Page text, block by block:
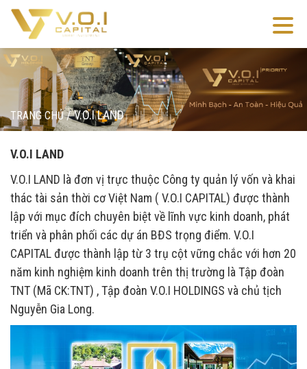
TRANG CHỦ/V.O.I LAND
V.O.I LAND
V.O.I LAND là đơn vị trực thuộc Công ty quản lý vốn và khai
thác tài sản thời cơ Việt Nam ( V.O.I CAPITAL) được thành
lập với mục đích chuyên biệt về lĩnh vực kinh doanh, phát
triển và phân phối các dự án BĐS trọng điểm. V.O.I
CAPITAL được thành lập từ 3 trụ cột vững chắc với hơn 20
năm kinh nghiệm kinh doanh trên thị trường là Tập đoàn
TNT (Mã CK:TNT) , Tập đoàn V.O.I HOLDINGS và chủ tịch
Nguyễn Gia Long.